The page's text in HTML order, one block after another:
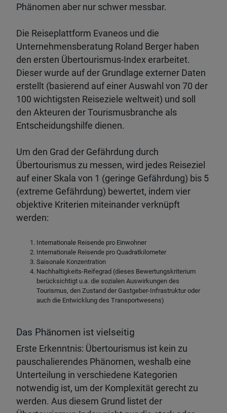
Phänomen aber nur schwer messbar.
Die Reiseplattform Evaneos und die
Unternehmensberatung Roland Berger haben
den ersten Übertourismus-Index erarbeitet.
Dieser wurde auf der Grundlage externer Daten
erstellt (basierend auf einer Auswahl von 70 der
100 wichtigsten Reiseziele weltweit) und soll
den Akteuren der Tourismusbranche als
Entscheidungshilfe dienen.
Um den Grad der Gefährdung durch
Übertourismus zu messen, wird jedes Reiseziel
auf einer Skala von 1 (geringe Gefährdung) bis 5
(extreme Gefährdung) bewertet, indem vier
objektive Kriterien miteinander verknüpft
werden:
Internationale Reisende pro Einwohner
Internationale Reisende pro Quadratkilometer
Saisonale Konzentration
Nachhaltigkeits-Reifegrad (dieses Bewertungskriterium
berücksichtigt u.a. die sozialen Auswirkungen des
Tourismus, den Zustand der Gastgeber-Infrastruktur oder
auch die Entwicklung des Transportwesens)
Das Phänomen ist vielseitig
Erste Erkenntnis: Übertourismus ist kein zu
pauschalierendes Phänomen, weshalb eine
Unterteilung in verschiedene Kategorien
notwendig ist, um der Komplexität gerecht zu
werden. Aus diesem Grund listet der